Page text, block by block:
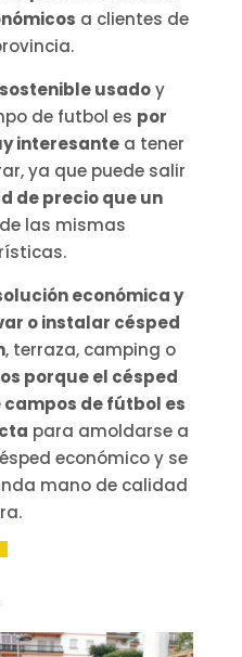
a clientes de
usadoy
de futbol es por
interesantea tener
ya que puede salir
de precio que un
de las mismas
económica y
o instalar césped
, terraza, camping o
porque el césped
de fútbol es
para amoldarse a
económico y se
mano de calidad